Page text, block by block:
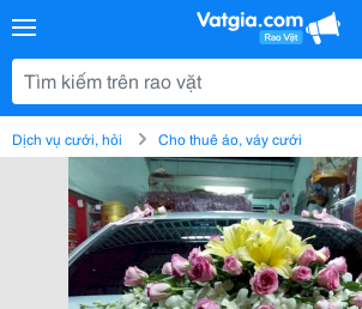
Dịch vụ cưới, hỏi Cho thuê áo, váy cưới